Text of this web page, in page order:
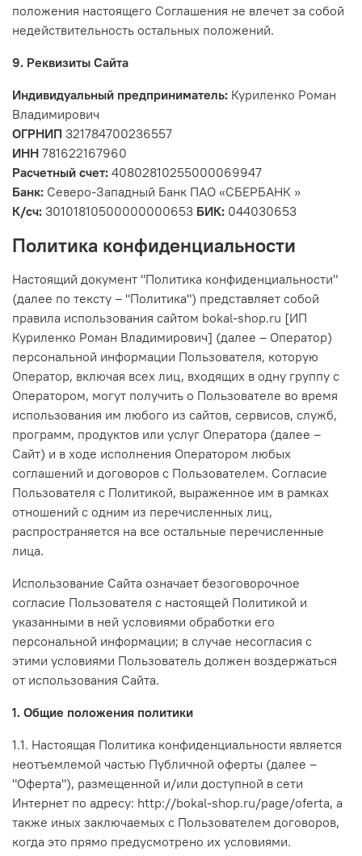
положения настоящего Соглашения не влечет за собой
недействительность остальных положений.
9. Реквизиты Сайта
Индивидуальный предприниматель: Куриленко Роман
Владимирович
ОГРНИП 321784700236557
ИНН 781622167960
Расчетный счет: 40802810255000069947
Банк: Северо-Западный Банк ПАО «СБЕРБАНК »
К/сч: 30101810500000000653 БИК: 044030653
Политика конфиденциальности
Настоящий документ "Политика конфиденциальности"
(далее по тексту – "Политика") представляет собой
правила использования сайтом bokal-shop.ru [ИП
Куриленко Роман Владимирович] (далее – Оператор)
персональной информации Пользователя, которую
Оператор, включая всех лиц, входящих в одну группу с
Оператором, могут получить о Пользователе во время
использования им любого из сайтов, сервисов, служб,
программ, продуктов или услуг Оператора (далее –
Сайт) и в ходе исполнения Оператором любых
соглашений и договоров с Пользователем. Согласие
Пользователя с Политикой, выраженное им в рамках
отношений с одним из перечисленных лиц,
распространяется на все остальные перечисленные
лица.
Использование Сайта означает безоговорочное
согласие Пользователя с настоящей Политикой и
указанными в ней условиями обработки его
персональной информации; в случае несогласия с
этими условиями Пользователь должен воздержаться
от использования Сайта.
1. Общие положения политики
1.1. Настоящая Политика конфиденциальности является
неотъемлемой частью Публичной оферты (далее –
"Оферта"), размещенной и/или доступной в сети
Интернет по адресу: http://bokal-shop.ru/page/oferta, а
также иных заключаемых с Пользователем договоров,
когда это прямо предусмотрено их условиями.